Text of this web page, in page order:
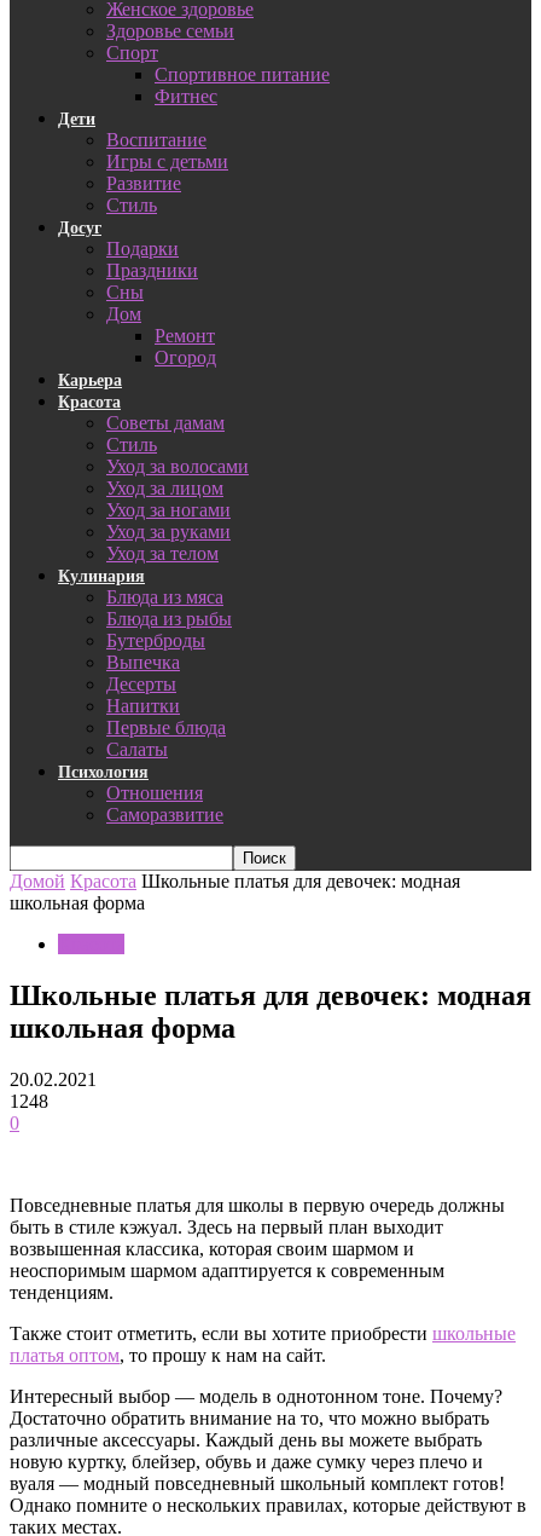
Женское здоровье
Здоровье семьи
Спорт
Спортивное питание
Фитнес
Дети
Воспитание
Игры с детьми
Развитие
Стиль
Досуг
Подарки
Праздники
Сны
Дом
Ремонт
Огород
Карьера
Красота
Советы дамам
Стиль
Уход за волосами
Уход за лицом
Уход за ногами
Уход за руками
Уход за телом
Кулинария
Блюда из мяса
Блюда из рыбы
Бутерброды
Выпечка
Десерты
Напитки
Первые блюда
Салаты
Психология
Отношения
Саморазвитие
Домой Красота Школьные платья для девочек: модная
школьная форма
Школьные платья для девочек: модная
школьная форма
20.02.2021
1248
0
Повседневные платья для школы в первую очередь должны
быть в стиле кэжуал. Здесь на первый план выходит
возвышенная классика, которая своим шармом и
неоспоримым шармом адаптируется к современным
тенденциям.
Также стоит отметить, если вы хотите приобрести школьные
платья оптом, то прошу к нам на сайт.
Интересный выбор — модель в однотонном тоне. Почему?
Достаточно обратить внимание на то, что можно выбрать
различные аксессуары. Каждый день вы можете выбрать
новую куртку, блейзер, обувь и даже сумку через плечо и
вуаля — модный повседневный школьный комплект готов!
Однако помните о нескольких правилах, которые действуют в
таких местах.